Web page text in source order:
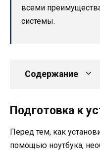
всеми
системы.
Содержание
Подготовка к
Перед тем, как
помощью ноутбука,